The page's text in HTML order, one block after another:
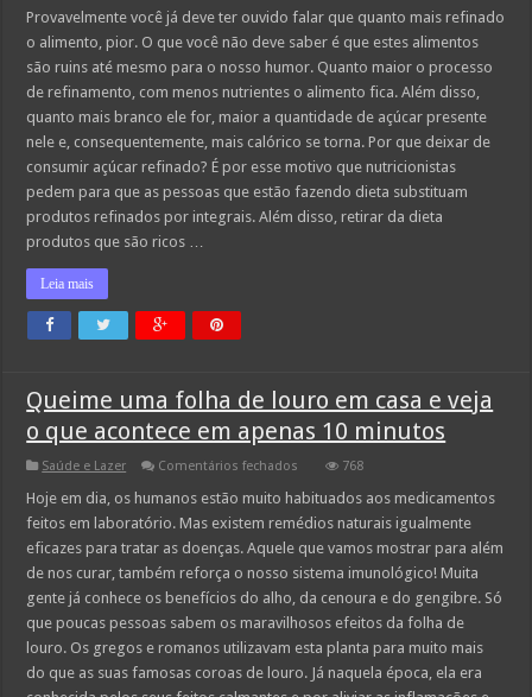
açúcar
refinado
causa
alterações
bruscas
no
humor:
veja
porquê
Provavelmente você já deve ter ouvido falar que quanto mais refinado
o alimento, pior. O que você não deve saber é que estes alimentos
são ruins até mesmo para o nosso humor. Quanto maior o processo
de refinamento, com menos nutrientes o alimento fica. Além disso,
quanto mais branco ele for, maior a quantidade de açúcar presente
nele e, consequentemente, mais calórico se torna. Por que deixar de
consumir açúcar refinado? É por esse motivo que nutricionistas
pedem para que as pessoas que estão fazendo dieta substituam
produtos refinados por integrais. Além disso, retirar da dieta
produtos que são ricos …
Leia mais
Queime uma folha de louro em casa e veja
o que acontece em apenas 10 minutos
Saúde e Lazer Comentários fechados
uma
de
louro
em
casa
veja
o
acontece
em
apenas
768
Hoje em dia, os humanos estão muito habituados aos medicamentos
feitos em laboratório. Mas existem remédios naturais igualmente
eficazes para tratar as doenças. Aquele que vamos mostrar para além
de nos curar, também reforça o nosso sistema imunológico! Muita
gente já conhece os benefícios do alho, da cenoura e do gengibre. Só
que poucas pessoas sabem os maravilhosos efeitos da folha de
louro. Os gregos e romanos utilizavam esta planta para muito mais
do que as suas famosas coroas de louro. Já naquela época, ela era